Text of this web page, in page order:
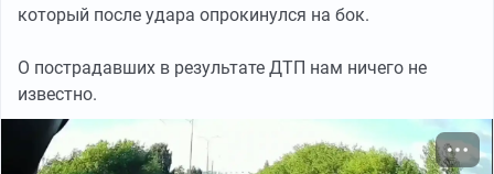
который после удара опрокинулся на бок.
О пострадавших в результате ДТП нам ничего не
известно.